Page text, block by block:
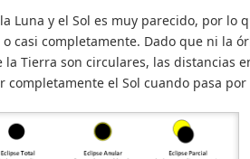
Luna y el Sol es muy parecido, por lo
casi completamente. Dado que ni la
Tierra son circulares, las distancias
completamente el Sol cuando pasa